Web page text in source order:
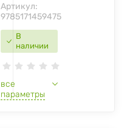
В
наличии
Артикул:
9785171459475
все
параметры